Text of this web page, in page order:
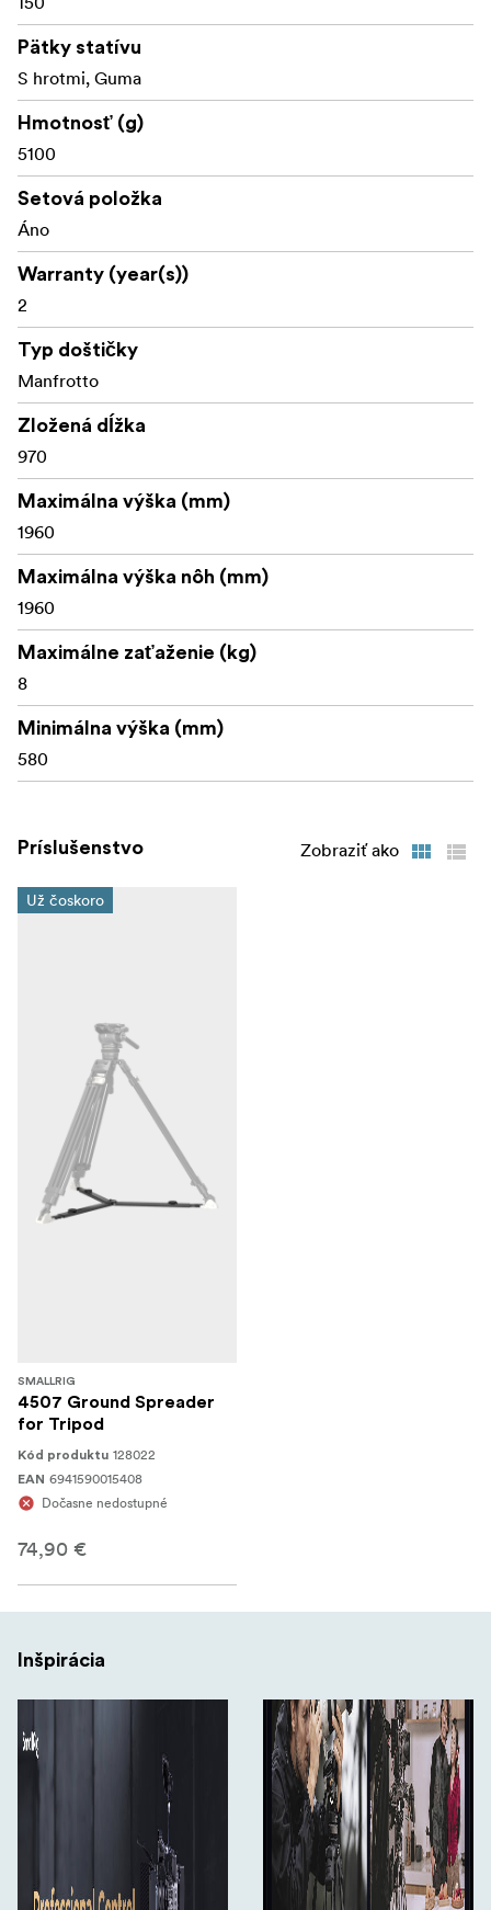
Pätky statívu
S hrotmi, Guma
Hmotnosť (g)
5100
Setová položka
Áno
Warranty (year(s))
2
Typ doštičky
Manfrotto
Zložená dĺžka
970
Maximálna výška (mm)
1960
Maximálna výška nôh (mm)
1960
Maximálne zaťaženie (kg)
8
Minimálna výška (mm)
580
Príslušenstvo Zobraziť ako
Už čoskoro
SMALLRIG
4507 Ground Spreader
for Tripod
Kód produktu 128022
EAN 6941590015408
Dočasne nedostupné
74,90 €
Inšpirácia